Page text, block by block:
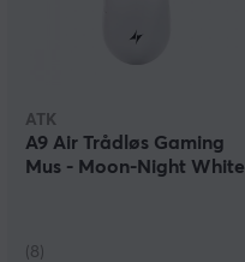
ATK
A9 Air Trådløs Gaming
Mus - Moon-Night White
(8)